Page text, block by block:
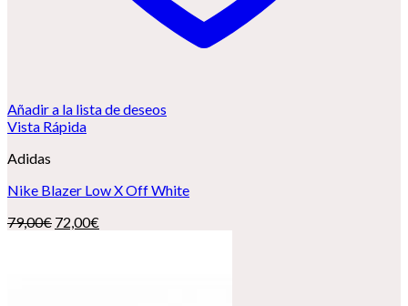
Añadir a la lista de deseos
Vista Rápida
Adidas
Nike Blazer Low X Off White
79,00€ El
72,00€